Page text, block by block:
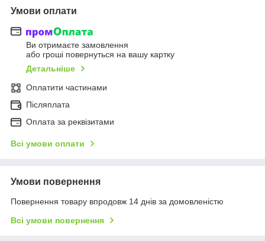
Умови оплати
Ви отримаєте замовлення
або гроші повернуться на вашу картку
Детальніше
Оплатити частинами
Післяплата
Оплата за реквізитами
Всі умови оплати
Умови повернення
Повернення товару впродовж 14 днів за домовленістю
Всі умови повернення